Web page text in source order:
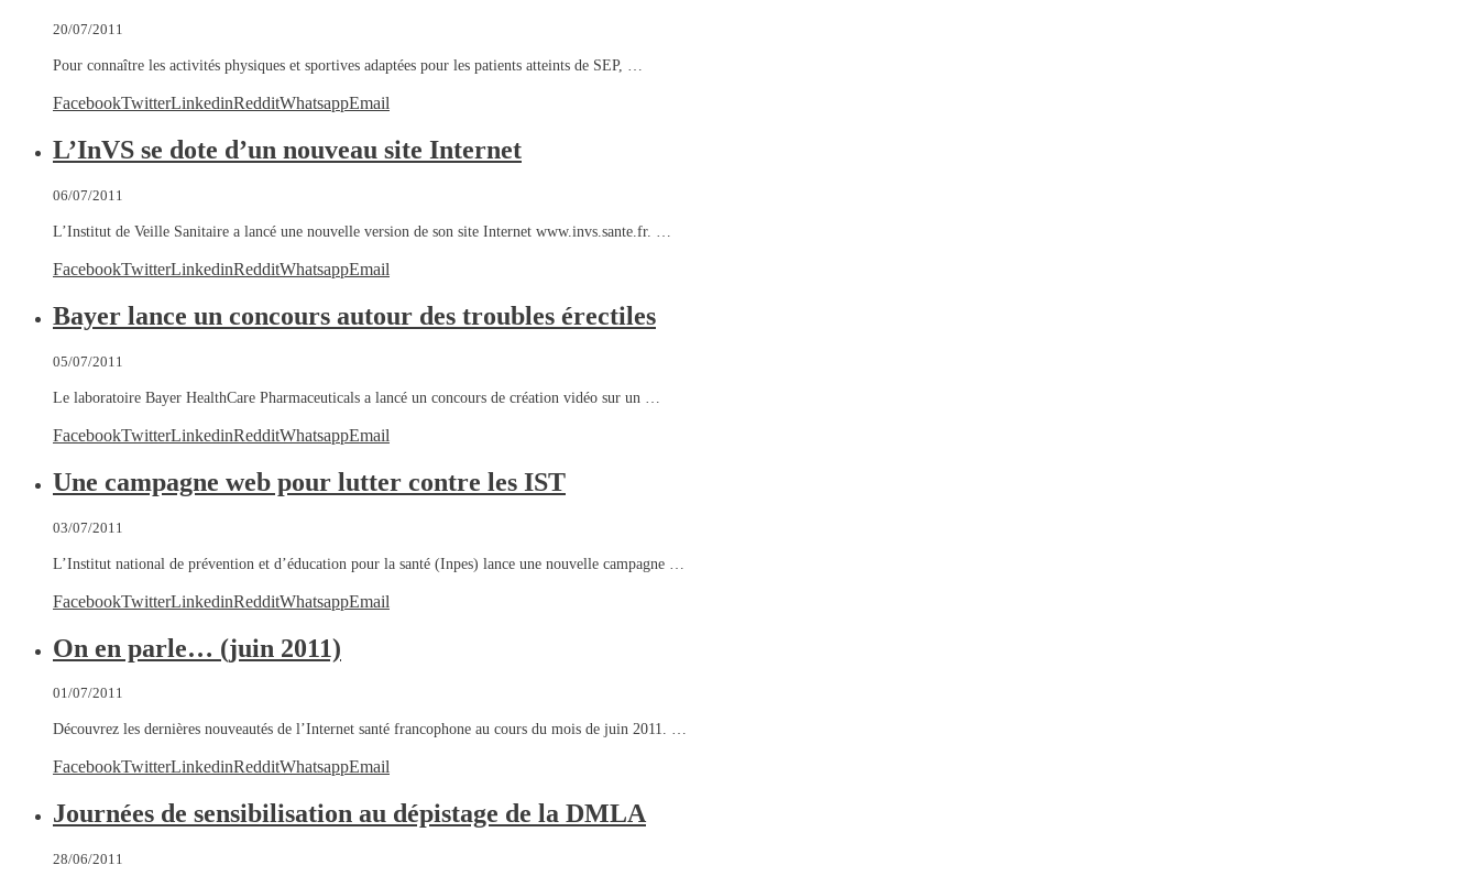
20/07/2011
Pour connaître les activités physiques et sportives adaptées pour les patients atteints de SEP, …
FacebookTwitterLinkedinRedditWhatsappEmail
L’InVS se dote d’un nouveau site Internet
06/07/2011
L’Institut de Veille Sanitaire a lancé une nouvelle version de son site Internet www.invs.sante.fr. …
FacebookTwitterLinkedinRedditWhatsappEmail
Bayer lance un concours autour des troubles érectiles
05/07/2011
Le laboratoire Bayer HealthCare Pharmaceuticals a lancé un concours de création vidéo sur un …
FacebookTwitterLinkedinRedditWhatsappEmail
Une campagne web pour lutter contre les IST
03/07/2011
L’Institut national de prévention et d’éducation pour la santé (Inpes) lance une nouvelle campagne …
FacebookTwitterLinkedinRedditWhatsappEmail
On en parle… (juin 2011)
01/07/2011
Découvrez les dernières nouveautés de l’Internet santé francophone au cours du mois de juin 2011. …
FacebookTwitterLinkedinRedditWhatsappEmail
Journées de sensibilisation au dépistage de la DMLA
28/06/2011